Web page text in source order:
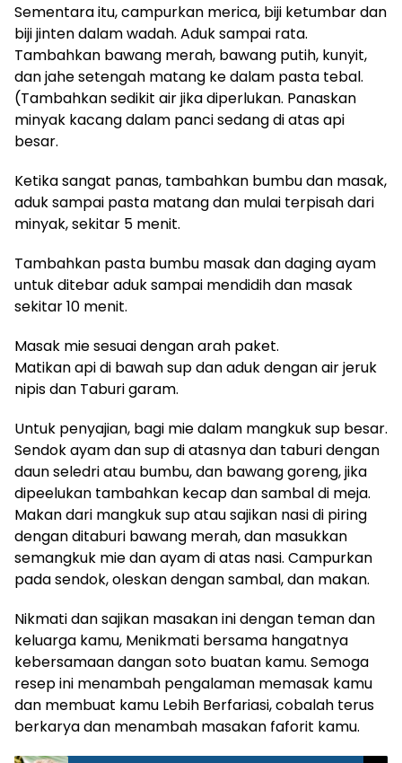
Sementara itu, campurkan merica, biji ketumbar dan
biji jinten dalam wadah. Aduk sampai rata.
Tambahkan bawang merah, bawang putih, kunyit,
dan jahe setengah matang ke dalam pasta tebal.
(Tambahkan sedikit air jika diperlukan. Panaskan
minyak kacang dalam panci sedang di atas api
besar.
Ketika sangat panas, tambahkan bumbu dan masak,
aduk sampai pasta matang dan mulai terpisah dari
minyak, sekitar 5 menit.
Tambahkan pasta bumbu masak dan daging ayam
untuk ditebar aduk sampai mendidih dan masak
sekitar 10 menit.
Masak mie sesuai dengan arah paket.
Matikan api di bawah sup dan aduk dengan air jeruk
nipis dan Taburi garam.
Untuk penyajian, bagi mie dalam mangkuk sup besar.
Sendok ayam dan sup di atasnya dan taburi dengan
daun seledri atau bumbu, dan bawang goreng, jika
dipeelukan tambahkan kecap dan sambal di meja.
Makan dari mangkuk sup atau sajikan nasi di piring
dengan ditaburi bawang merah, dan masukkan
semangkuk mie dan ayam di atas nasi. Campurkan
pada sendok, oleskan dengan sambal, dan makan.
Nikmati dan sajikan masakan ini dengan teman dan
keluarga kamu, Menikmati bersama hangatnya
kebersamaan dangan soto buatan kamu. Semoga
resep ini menambah pengalaman memasak kamu
dan membuat kamu Lebih Berfariasi, cobalah terus
berkarya dan menambah masakan faforit kamu.